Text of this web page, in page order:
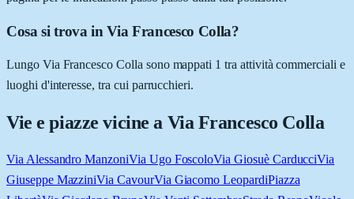
Cosa si trova in Via Francesco Colla?
Lungo Via Francesco Colla sono mappati 1 tra attività commerciali e
luoghi d'interesse, tra cui parrucchieri.
Vie e piazze vicine a Via Francesco Colla
Via Alessandro ManzoniVia Ugo FoscoloVia Giosuè CarducciVia
Giuseppe MazziniVia CavourVia Giacomo LeopardiPiazza